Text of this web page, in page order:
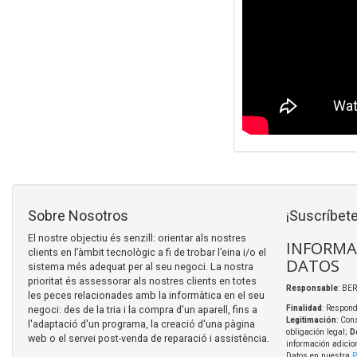
Sobre Nosotros
El nostre objectiu és senzill: orientar als nostres
clients en l’àmbit tecnològic a fi de trobar l’eina i/o el
sistema més adequat per al seu negoci. La nostra
prioritat és assessorar als nostres clients en totes
les peces relacionades amb la informàtica en el seu
negoci: des de la tria i la compra d'un aparell, fins a
l'adaptació d'un programa, la creació d'una pàgina
web o el servei post-venda de reparació i assistència.
DATOS
Responsable:
Finalidad:
Legitimación:
obligación legal;
información